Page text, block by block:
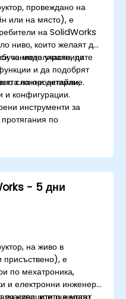
провеждано на
или на място), е
на SolidWorks
ниво, които желаят да
за моделиране, да
и да подобрят
на проектиране.
участниците
сложни детайли,
и конфигурации.
инструменти за
по
таблици, уравнения и
и изследвания на
проекти.
- 5 дни
на живо в
е
по мехатроника,
и електронни инженери
ниво, които желаят
участниците ще могат